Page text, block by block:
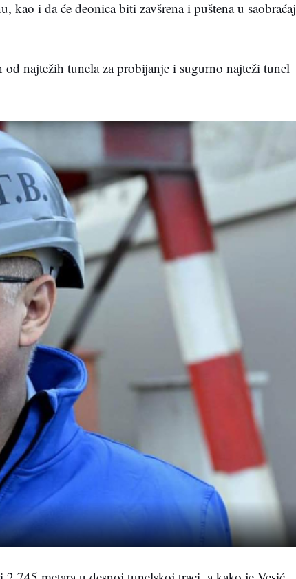
kao i da će deonica biti zavšrena i puštena u saobraćaj
najtežih tunela za probijanje i sugurno najteži tunel